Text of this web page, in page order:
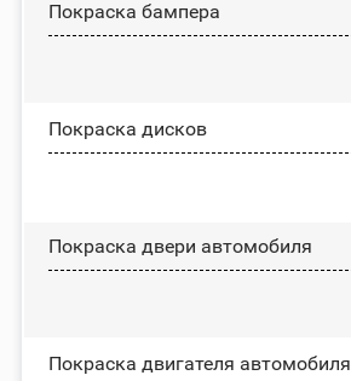
Покраска бампера
Покраска дисков
Покраска двери автомобиля
Покраска двигателя автомобиля